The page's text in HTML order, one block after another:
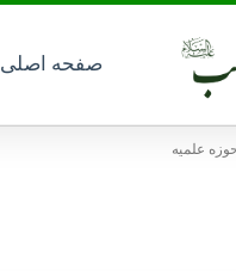
صفحه اصلی
علمیه